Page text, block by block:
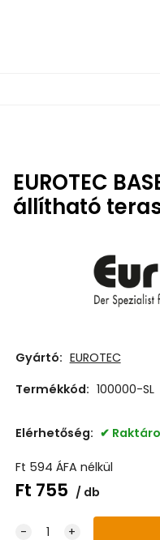
EUROTEC
állítható
Gyártó: EUROTEC
Termékkód: 100000-SL
Elérhetőség:
Ft 594 ÁFA nélkül
Ft 755 db